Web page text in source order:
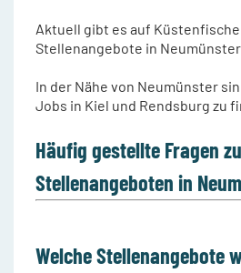
Aktuell gibt es auf
Stellenangebote in Neumünster.
In der Nähe von Neumünster
Jobs in Kiel und Rendsburg zu
Häufig gestellte Fragen zu
Stellenangeboten in
Welche Stellenangebote